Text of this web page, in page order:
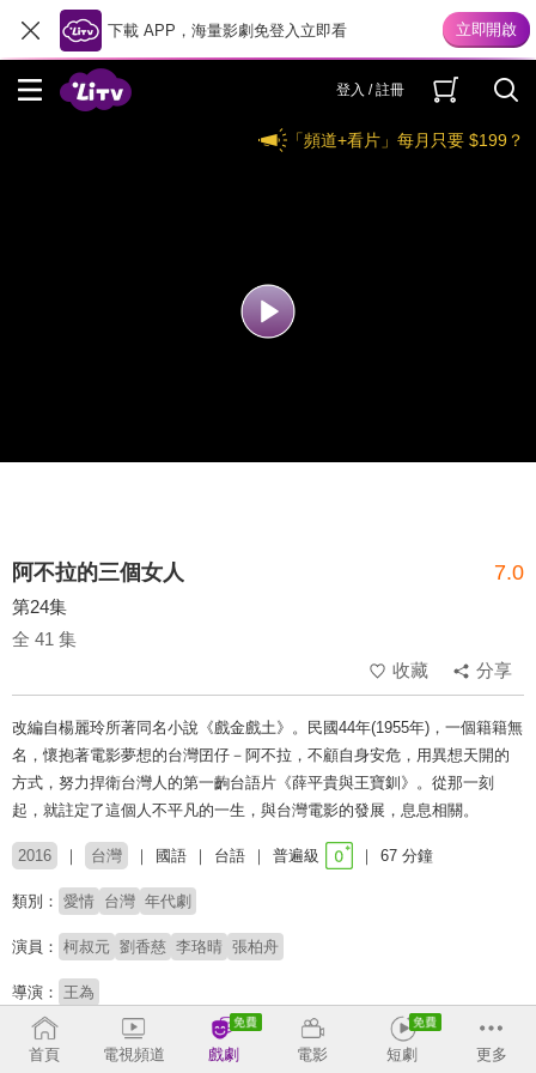
下載 APP，海量影劇免登入立即看
登入 / 註冊
「頻道+看片」每月只要 $199？
阿不拉的三個女人 7.0
第24集
全 41 集
收藏
分享
改編自楊麗玲所著同名小說《戲金戲土》。民國44年(1955年)，一個籍籍無
名，懷抱著電影夢想的台灣囝仔－阿不拉，不顧自身安危，用異想天開的
方式，努力捍衛台灣人的第一齣台語片《薛平貴與王寶釧》。從那一刻
起，就註定了這個人不平凡的一生，與台灣電影的發展，息息相關。
2016 台灣 國語 台語 普遍級 67 分鐘
類別： 愛情 台灣 年代劇
演員： 柯叔元 劉香慈 李珞晴 張柏舟
導演： 王為
首頁 電視頻道 戲劇 電影 短劇 更多